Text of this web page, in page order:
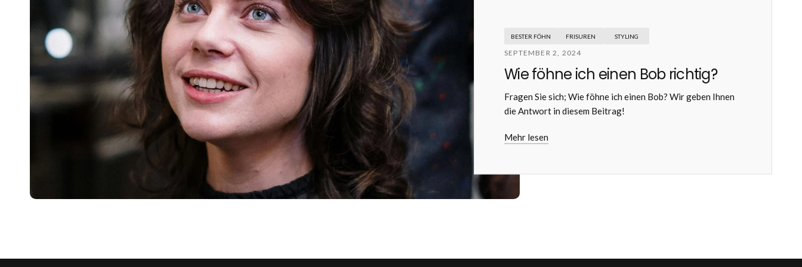
BESTER FÖHN FRISUREN STYLING
SEPTEMBER 2, 2024
Wie föhne ich einen Bob richtig?
Fragen Sie sich; Wie föhne ich einen Bob? Wir geben Ihnen
die Antwort in diesem Beitrag!
Mehr lesen